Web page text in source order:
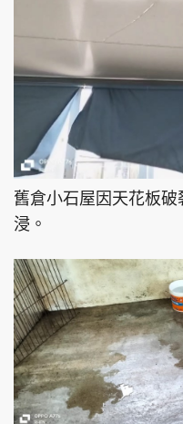
舊倉小石屋因天花板
浸。